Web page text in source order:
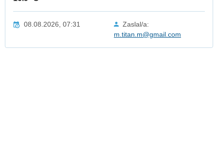
08.08.2026, 07:31
Zaslal/a:
m.titan.m@gmail.com